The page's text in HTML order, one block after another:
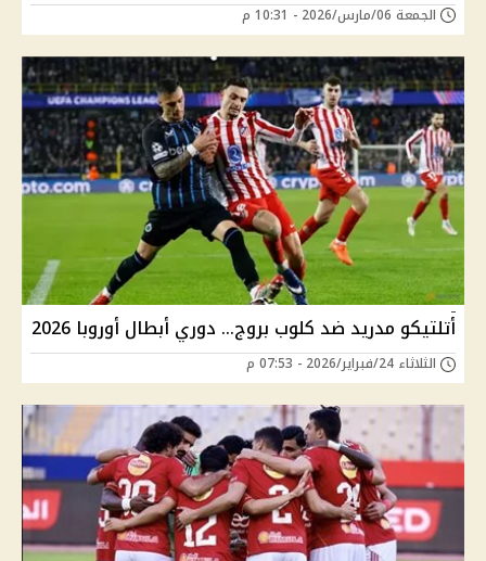
الجمعة 06/مارس/2026 - 10:31 م
أتلتيكو مدريد ضد كلوب بروج… دوري أبطال أوروبا 2026
الثلاثاء 24/فبراير/2026 - 07:53 م